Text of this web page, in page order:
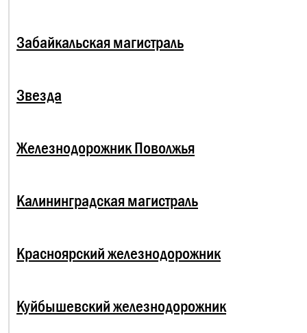
Забайкальская магистраль
Звезда
Железнодорожник Поволжья
Калининградская магистраль
Красноярский железнодорожник
Куйбышевский железнодорожник